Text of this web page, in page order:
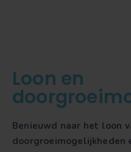
Loon en
Benieuwd naar het loon
doorgroeimogelijkheden